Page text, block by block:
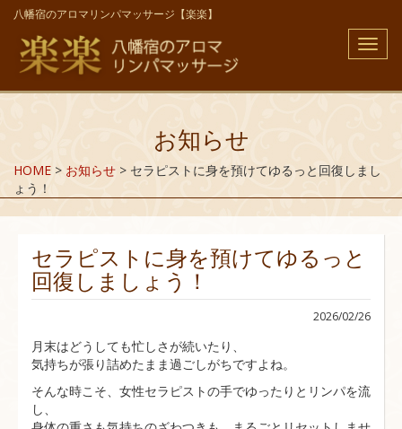
八幡宿のアロマリンパマッサージ【楽楽】
メ
ニ
お知らせ
HOME > お知らせ > セラピストに身を預けてゆるっと回復しまし
ょう！
セラピストに身を預けてゆるっと
回復しましょう！
2026/02/26
月末はどうしても忙しさが続いたり、
気持ちが張り詰めたまま過ごしがちですよね。
そんな時こそ、女性セラピストの手でゆったりとリンパを流
し、